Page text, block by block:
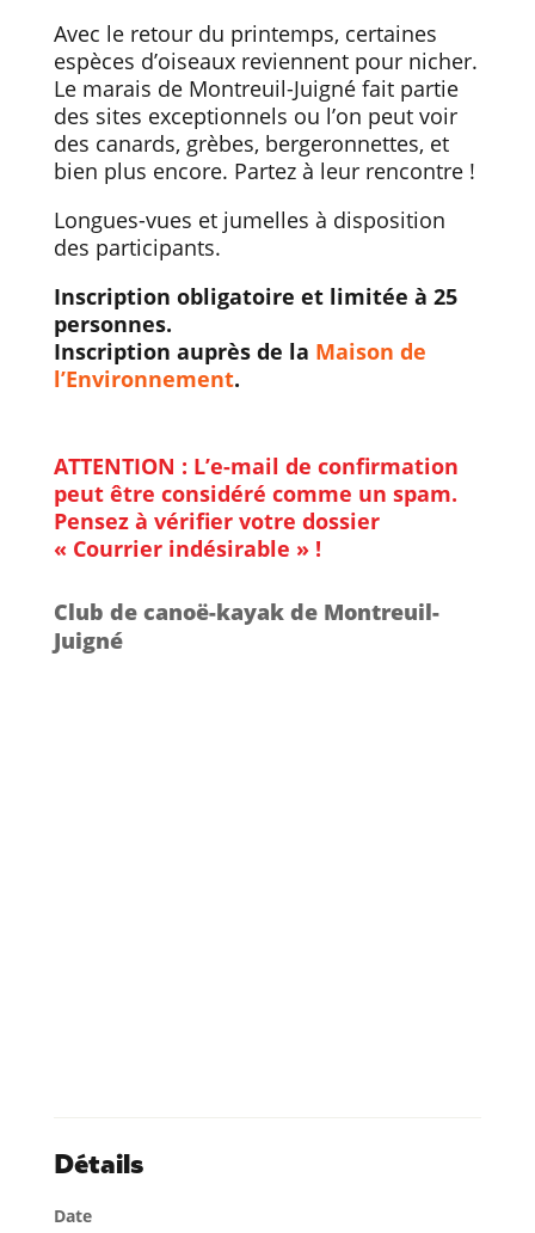
Avec le retour du printemps, certaines
espèces d’oiseaux reviennent pour nicher.
Le marais de Montreuil-Juigné fait partie
des sites exceptionnels ou l’on peut voir
des canards, grèbes, bergeronnettes, et
bien plus encore. Partez à leur rencontre !
Longues-vues et jumelles à disposition
des participants.
Inscription obligatoire et limitée à 25
personnes.
Inscription auprès de la Maison de
l’Environnement.
ATTENTION : L’e-mail de confirmation
peut être considéré comme un spam.
Pensez à vérifier votre dossier
« Courrier indésirable » !
Club de canoë-kayak de Montreuil-
Juigné
Détails
Date